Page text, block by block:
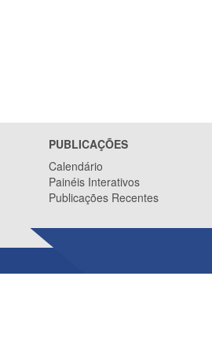
PUBLICAÇÕES
Calendário
Painéis Interativos
Publicações Recentes